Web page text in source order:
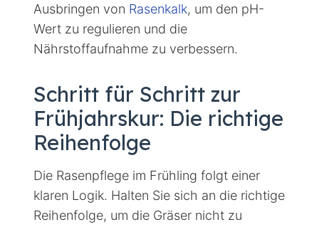
Ausbringen von Rasenkalk, um den pH-
Wert zu regulieren und die
Nährstoffaufnahme zu verbessern.
Schritt für Schritt zur
Frühjahrskur: Die richtige
Reihenfolge
Die Rasenpflege im Frühling folgt einer
klaren Logik. Halten Sie sich an die richtige
Reihenfolge, um die Gräser nicht zu